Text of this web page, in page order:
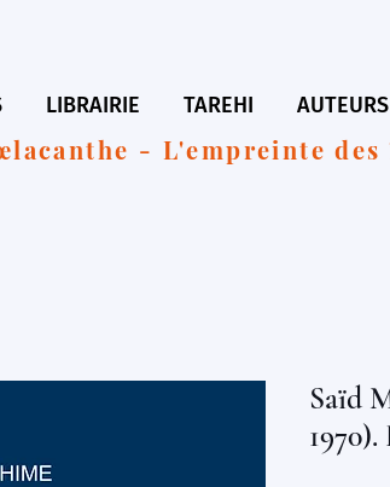
LIBRAIRIE TAREHI AUTEURS
- L'empreinte des
Saïd